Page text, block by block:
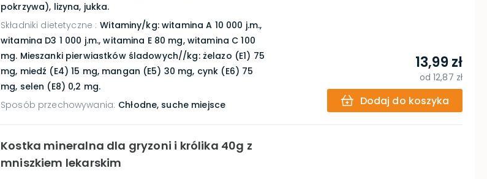
pokrzywa), lizyna, jukka.
Składniki dietetyczne : Witaminy/kg: witamina A 10 000 j.m.,
witamina D3 1 000 j.m., witamina E 80 mg, witamina C 100
mg. Mieszanki pierwiastków śladowych//kg: żelazo (E1) 75
mg, miedź (E4) 15 mg, mangan (E5) 30 mg, cynk (E6) 75
mg, selen (E8) 0,2 mg.
Sposób przechowywania: Chłodne, suche miejsce
13,99 zł
od12,87 zł
Dodaj do koszyka
Kostka mineralna dla gryzoni i królika 40g z
mniszkiem lekarskim